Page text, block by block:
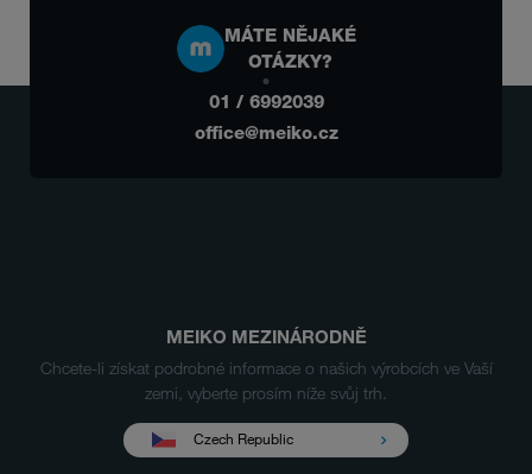
MÁTE NĚJAKÉ
OTÁZKY?
01 / 6992039
office@meiko.cz
MEIKO MEZINÁRODNĚ
Chcete-li získat podrobné informace o našich výrobcích ve Vaší
zemi, vyberte prosím níže svůj trh.
Czech Republic